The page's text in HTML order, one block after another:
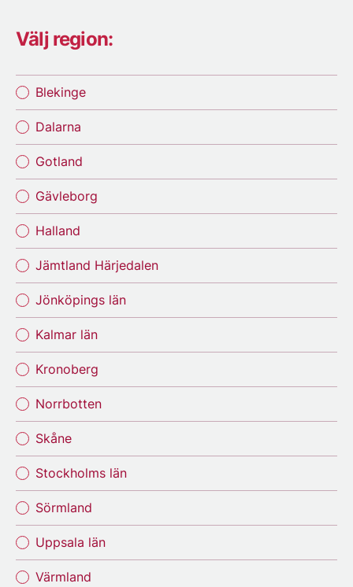
Välj region:
Blekinge
Dalarna
Gotland
Gävleborg
Halland
Jämtland Härjedalen
Jönköpings län
Kalmar län
Kronoberg
Norrbotten
Skåne
Stockholms län
Sörmland
Uppsala län
Värmland